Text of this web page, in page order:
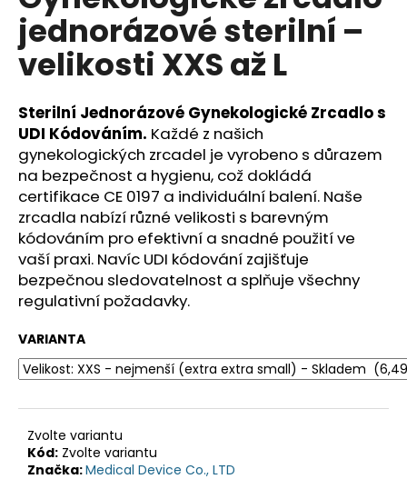
0,0
5
hvězdiček.
jednorázové sterilní –
velikosti XXS až L
Sterilní Jednorázové Gynekologické Zrcadlo s
UDI Kódováním. Každé z našich
gynekologických zrcadel je vyrobeno s důrazem
na bezpečnost a hygienu, což dokládá
certifikace CE 0197 a individuální balení. Naše
zrcadla nabízí různé velikosti s barevným
kódováním pro efektivní a snadné použití ve
vaší praxi. Navíc UDI kódování zajišťuje
bezpečnou sledovatelnost a splňuje všechny
regulativní požadavky.
VARIANTA
Zvolte variantu
Kód: Zvolte variantu
Značka:Medical Device Co., LTD
a
j
í
?
HLEDAT
D
o
p
o
r
č
u
e